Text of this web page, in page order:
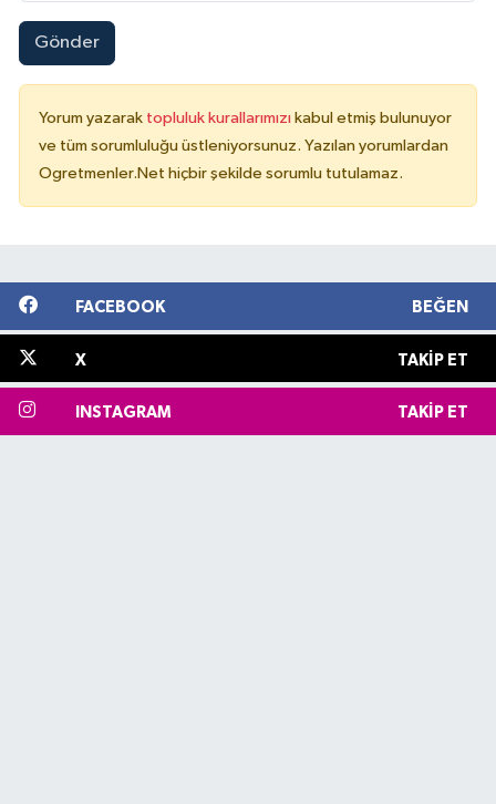
Gönder
Yorum yazarak topluluk kurallarımızı kabul etmiş bulunuyor
ve tüm sorumluluğu üstleniyorsunuz. Yazılan yorumlardan
Ogretmenler.Net hiçbir şekilde sorumlu tutulamaz.
FACEBOOK BEĞEN
X TAKIP ET
INSTAGRAM TAKIP ET